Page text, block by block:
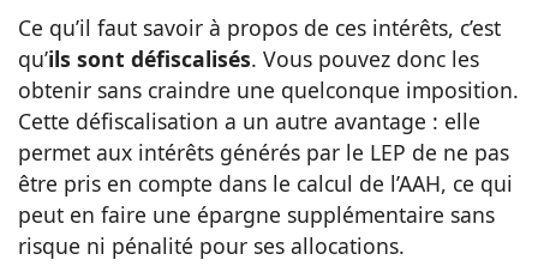
Ce qu’il faut savoir à propos de ces intérêts, c’est
qu’ils sont défiscalisés. Vous pouvez donc les
obtenir sans craindre une quelconque imposition.
Cette défiscalisation a un autre avantage : elle
permet aux intérêts générés par le LEP de ne pas
être pris en compte dans le calcul de l’AAH, ce qui
peut en faire une épargne supplémentaire sans
risque ni pénalité pour ses allocations.